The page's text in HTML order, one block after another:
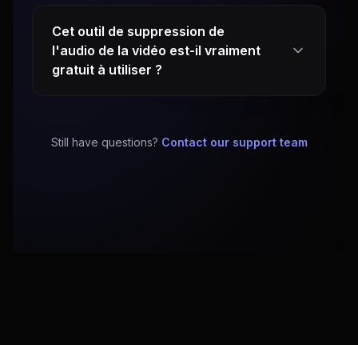
Cet outil de suppression de
l'audio de la vidéo est-il vraiment
gratuit à utiliser ?
Still have questions? Contact our support team